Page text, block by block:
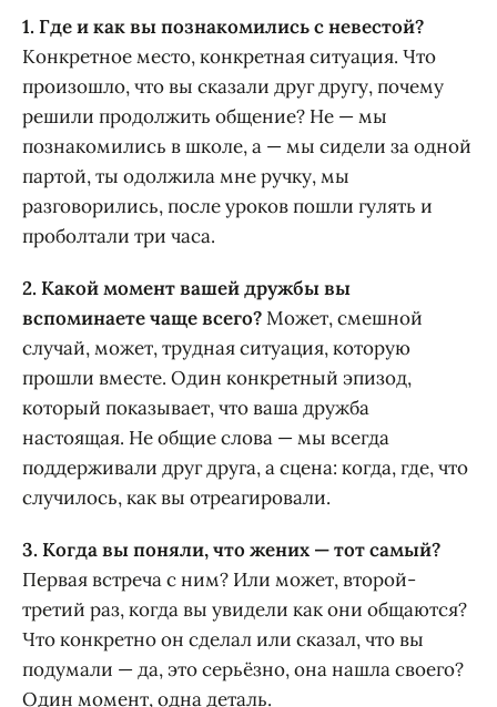
1. Где и как вы познакомились с невестой?
Конкретное место, конкретная ситуация. Что
произошло, что вы сказали друг другу, почему
решили продолжить общение? Не — мы
познакомились в школе, а — мы сидели за одной
партой, ты одолжила мне ручку, мы
разговорились, после уроков пошли гулять и
проболтали три часа.
2. Какой момент вашей дружбы вы
вспоминаете чаще всего?Может, смешной
случай, может, трудная ситуация, которую
прошли вместе. Один конкретный эпизод,
который показывает, что ваша дружба
настоящая. Не общие слова — мы всегда
поддерживали друг друга, а сцена: когда, где, что
случилось, как вы отреагировали.
3. Когда вы поняли, что жених — тот самый?
Первая встреча с ним? Или может, второй-
третий раз, когда вы увидели как они общаются?
Что конкретно он сделал или сказал, что вы
подумали — да, это серьёзно, она нашла своего?
Один момент, одна деталь.